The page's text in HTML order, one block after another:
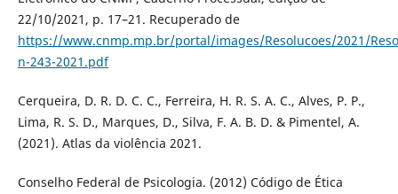
22/10/2021, p. 17–21. Recuperado de
https://www.cnmp.mp.br/portal/images/Resolucoes/2021/
n-243-2021.pdf
Cerqueira, D. R. D. C. C., Ferreira, H. R. S. A. C., Alves, P. P.,
Lima, R. S. D., Marques, D., Silva, F. A. B. D. & Pimentel, A.
(2021). Atlas da violência 2021.
Conselho Federal de Psicologia. (2012) Código de Ética